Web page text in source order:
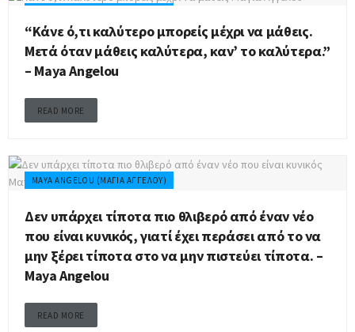
“Κάνε ό,τι καλύτερο μπορείς μέχρι να μάθεις.
Μετά όταν μάθεις καλύτερα, καν’ το καλύτερα.”
– Maya Angelou
READ MORE
MAYA ANGELOU (ΜΆΓΙΑ ΑΓΓΈΛΟΥ)
Δεν υπάρχει τίποτα πιο θλιβερό από έναν νέο
που είναι κυνικός, γιατί έχει περάσει από το να
μην ξέρει τίποτα στο να μην πιστεύει τίποτα. –
Maya Angelou
READ MORE